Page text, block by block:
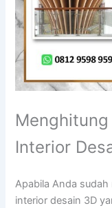
Menghitung
Interior
Apabila Anda
interior desain 3D